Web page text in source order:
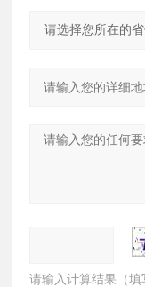
请输入计算结果（